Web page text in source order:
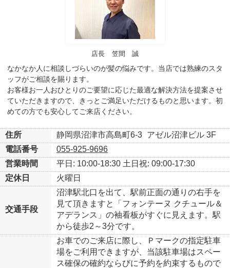
店長 笠間 誠
なかなか人に相談しづらいのが髪の悩みです。当店では熟練のスタ
ッフがご相談を賜ります。
お客様お一人おひとりのご要望に応じた最適な解決方法を提案させ
ていただきますので、きっとご満足いただけるものと思います。初
めての方でも安心してご来店ください。
住所 静岡県沼津市高島町6-3 アゼル沼津ビル 3F
電話番号
055-925-9696
営業時間
平日: 10:00-18:30 土日祝: 09:00-17:30
定休日
火曜日
交通手段
沼津駅北口を出て、駅前正面の通りの右手を
見て頂きますと「フォンテーヌ クチュール＆
アデランス」の袖看板がすぐに見えます。駅
から徒歩2～3分です。
お車でのご来店に際し、Ｐマークの指定駐車
場をご利用できますが、当該駐車場はスペー
ス確保の確約ならびに予約を約束するもので